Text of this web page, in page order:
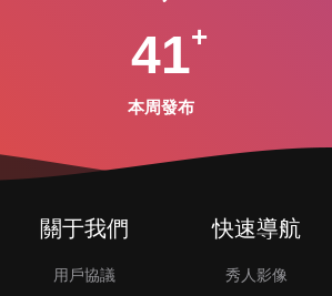
41
本周發布
關于我們
用戶協議
快速導航
秀人影像